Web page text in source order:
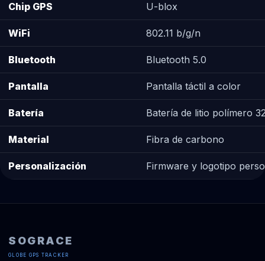
Chip GPS U-blox
WiFi 802.11 b/g/n
Bluetooth Bluetooth 5.0
Pantalla Pantalla táctil a color
Batería Batería de litio polímero
Material Fibra de carbono
Personalización Firmware y logotipo
SOGRACE
GLOBE GPS TRACKER